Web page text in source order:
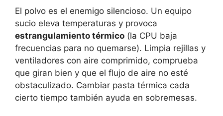
El polvo es el enemigo silencioso. Un equipo
sucio eleva temperaturas y provoca
estrangulamiento térmico (la CPU baja
frecuencias para no quemarse). Limpia rejillas y
ventiladores con aire comprimido, comprueba
que giran bien y que el flujo de aire no esté
obstaculizado. Cambiar pasta térmica cada
cierto tiempo también ayuda en sobremesas.